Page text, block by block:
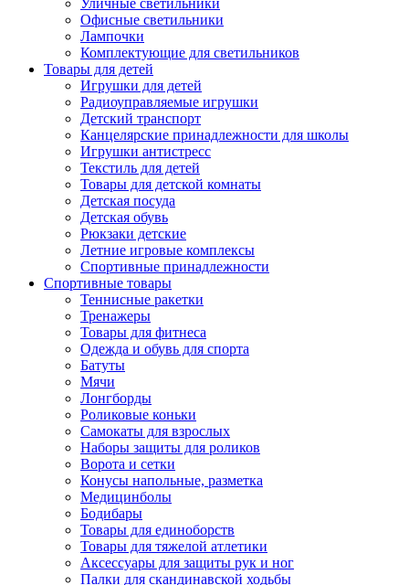
Уличные светильники
Офисные светильники
Лампочки
Комплектующие для светильников
Товары для детей
Игрушки для детей
Радиоуправляемые игрушки
Детский транспорт
Канцелярские принадлежности для школы
Игрушки антистресс
Текстиль для детей
Товары для детской комнаты
Детская посуда
Детская обувь
Рюкзаки детские
Летние игровые комплексы
Спортивные принадлежности
Спортивные товары
Теннисные ракетки
Тренажеры
Товары для фитнеса
Одежда и обувь для спорта
Батуты
Мячи
Лонгборды
Роликовые коньки
Самокаты для взрослых
Наборы защиты для роликов
Ворота и сетки
Конусы напольные, разметка
Медицинболы
Бодибары
Товары для единоборств
Товары для тяжелой атлетики
Аксессуары для защиты рук и ног
Палки для скандинавской ходьбы